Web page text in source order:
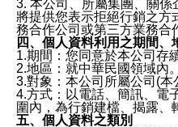
3. 本公司、所屬集團、關係
將提供您表示拒絕行銷之方
務合作公司或第三方業務合
四、個人資料利用之期間、
1.期間：您同意於本公司存
2.地區：就中華民國領域內。
3.對象：本公司所屬公司(本
4.方式：以電話、簡訊、電
圍內，為行銷建檔、揭露、
五、個人資料之類別